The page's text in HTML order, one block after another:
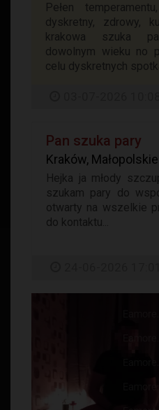
Pełen
dyskretny, zdrowy,
krakowa szuka
dowolnym wieku no
celu dyskretnych
Pan szuka pary
Kraków, Małopolskie
Hejka ja młody
szukam pary do
otwarty na wszelkie
do kontaktu...